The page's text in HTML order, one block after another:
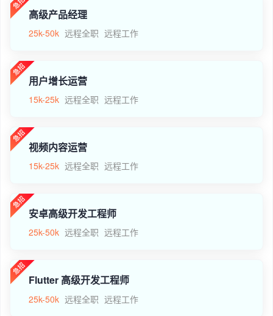
高级产品经理
25k-50k 远程全职 远程工作
用户增长运营
15k-25k 远程全职 远程工作
视频内容运营
15k-25k 远程全职 远程工作
安卓高级开发工程师
25k-50k 远程全职 远程工作
Flutter 高级开发工程师
25k-50k 远程全职 远程工作